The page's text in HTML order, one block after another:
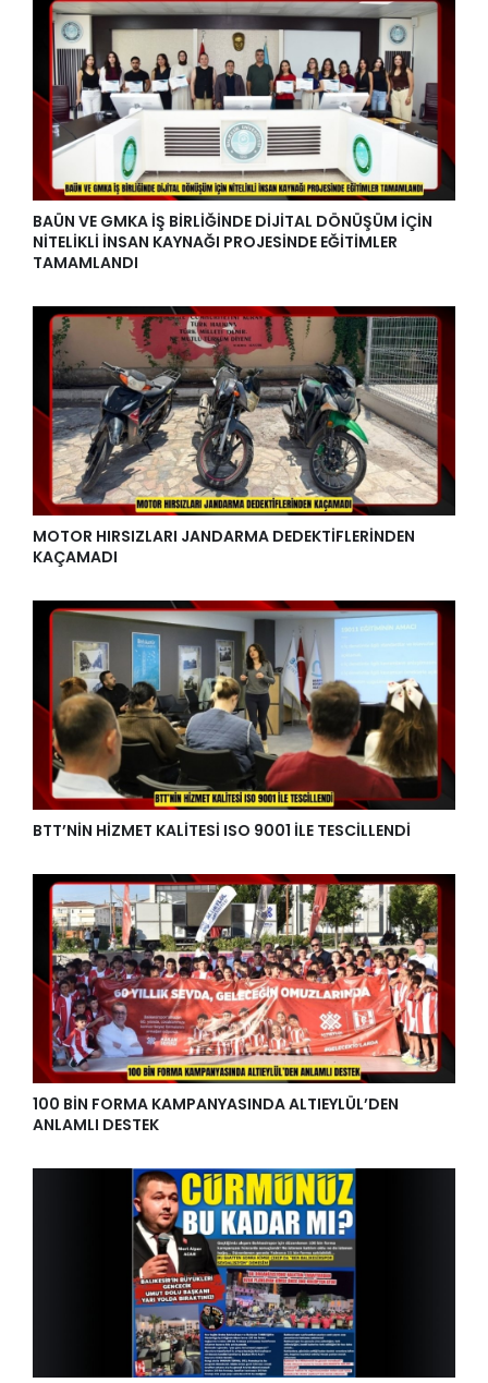
BAÜN VE GMKA İŞ BİRLİĞİNDE DİJİTAL DÖNÜŞÜM İÇİN
NİTELİKLİ İNSAN KAYNAĞI PROJESİNDE EĞİTİMLER
TAMAMLANDI
MOTOR HIRSIZLARI JANDARMA DEDEKTİFLERİNDEN
KAÇAMADI
BTT’NİN HİZMET KALİTESİ ISO 9001 İLE TESCİLLENDİ
100 BİN FORMA KAMPANYASINDA ALTIEYLÜL’DEN
ANLAMLI DESTEK